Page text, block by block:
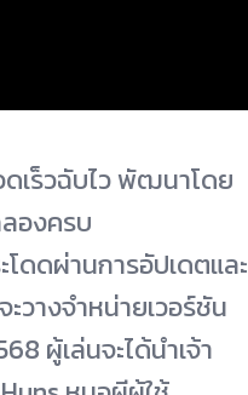
ดเร็วฉับไว พัฒนาโดย
องครบ
ดดผ่านการอัปเดตและ
วางจำหน่ายเวอร์ชัน
ผู้เล่นจะได้นำเจ้า